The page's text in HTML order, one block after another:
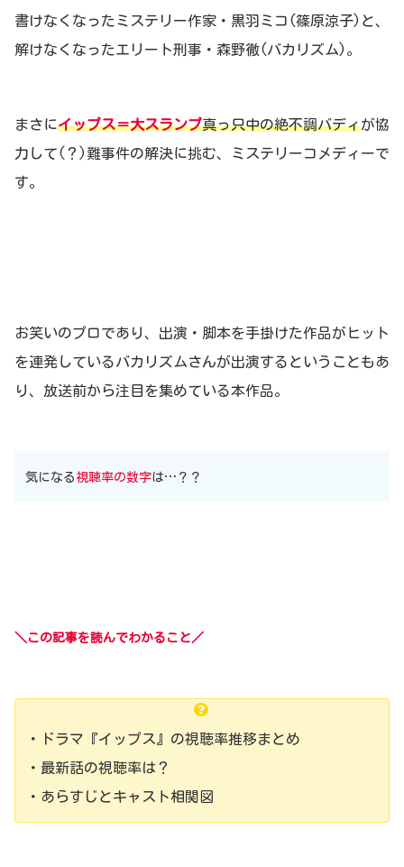
書けなくなったミステリー作家・黒羽ミコ(篠原涼子)と、
解けなくなったエリート刑事・森野徹(バカリズム)。
まさにイップス＝大スランプ真っ只中の絶不調バディが協
力して(？)難事件の解決に挑む、ミステリーコメディーで
す。
お笑いのプロであり、出演・脚本を手掛けた作品がヒット
を連発しているバカリズムさんが出演するということもあ
り、放送前から注目を集めている本作品。
気になる 視聴率の数字は…？？
＼この記事を読んでわかること／
・ドラマ『イップス』の視聴率推移まとめ
・最新話の視聴率は？
・あらすじとキャスト相関図